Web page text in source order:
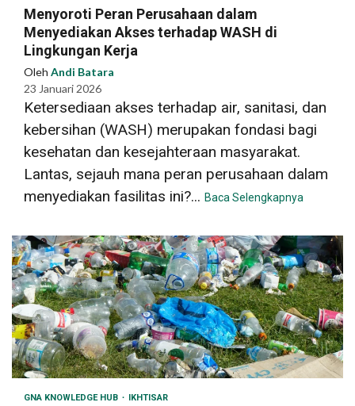
Menyoroti Peran Perusahaan dalam
Menyediakan Akses terhadap WASH di
Lingkungan Kerja
Oleh Andi Batara
23 Januari 2026
Ketersediaan akses terhadap air, sanitasi, dan
kebersihan (WASH) merupakan fondasi bagi
kesehatan dan kesejahteraan masyarakat.
Lantas, sejauh mana peran perusahaan dalam
menyediakan fasilitas ini?... Baca Selengkapnya
GNA KNOWLEDGE HUB IKHTISAR